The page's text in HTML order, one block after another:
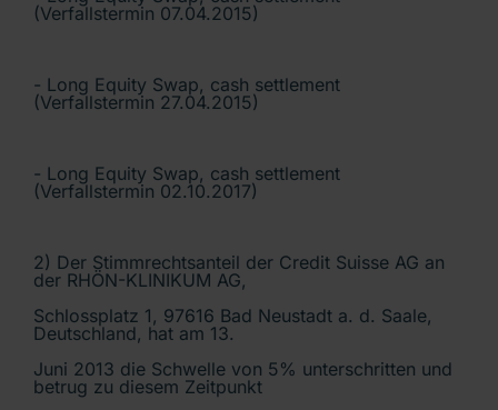
(Verfallstermin 07.04.2015)
- Long Equity Swap, cash settlement
(Verfallstermin 27.04.2015)
- Long Equity Swap, cash settlement
(Verfallstermin 02.10.2017)
2) Der Stimmrechtsanteil der Credit Suisse AG an
der RHÖN-KLINIKUM AG,
Schlossplatz 1, 97616 Bad Neustadt a. d. Saale,
Deutschland, hat am 13.
Juni 2013 die Schwelle von 5% unterschritten und
betrug zu diesem Zeitpunkt